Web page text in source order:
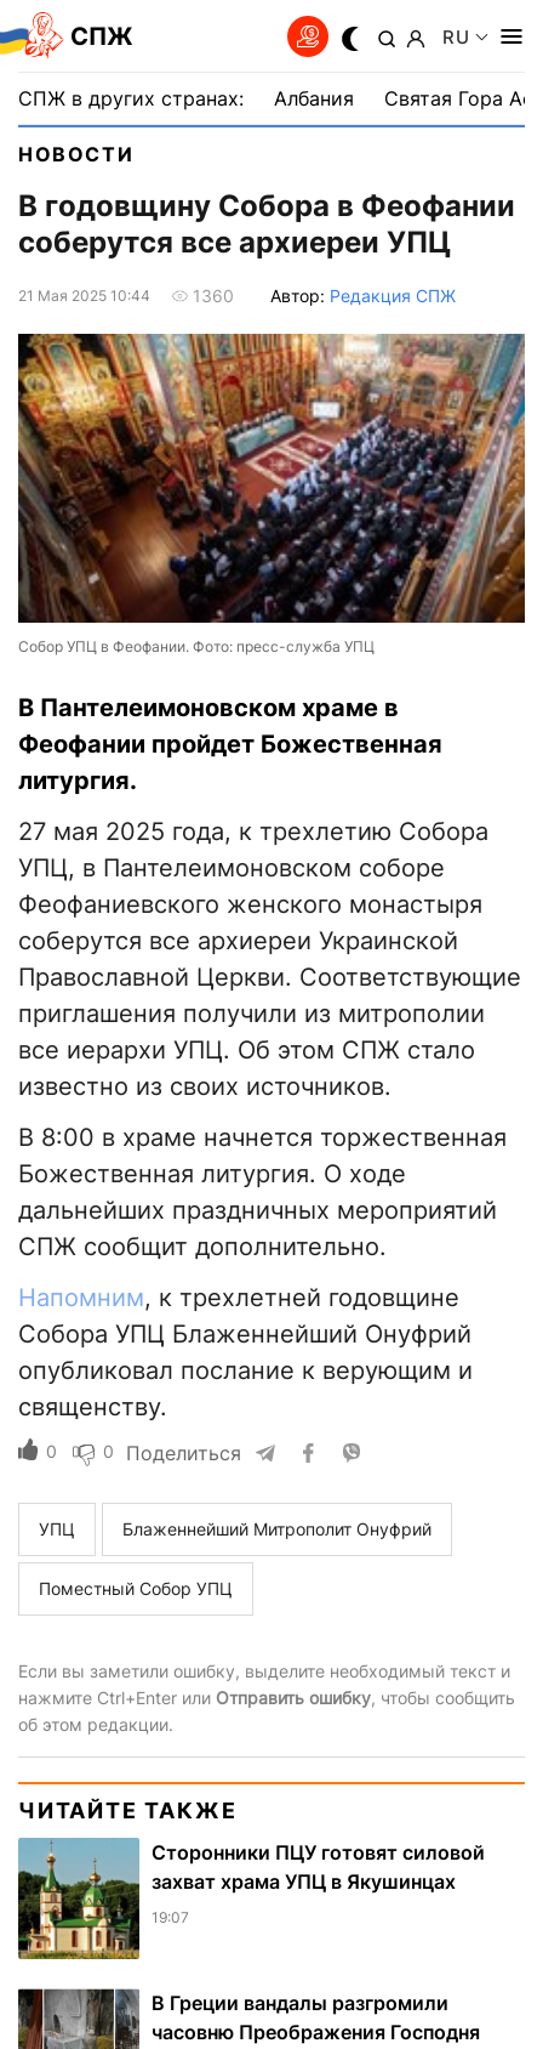
СПЖ RU
СПЖ в других странах: Албания Святая Гора
НОВОСТИ
В годовщину Собора в Феофании
соберутся все архиереи УПЦ
21 Мая 2025 10:44 1360 Автор: Редакция СПЖ
Собор УПЦ в Феофании. Фото: пресс-служба УПЦ
В Пантелеимоновском храме в
Феофании пройдет Божественная
литургия.
27 мая 2025 года, к трехлетию Собора
УПЦ, в Пантелеимоновском соборе
Феофаниевского женского монастыря
соберутся все архиереи Украинской
Православной Церкви. Соответствующие
приглашения получили из митрополии
все иерархи УПЦ. Об этом СПЖ стало
известно из своих источников.
В 8:00 в храме начнется торжественная
Божественная литургия. О ходе
дальнейших праздничных мероприятий
СПЖ сообщит дополнительно.
Напомним, к трехлетней годовщине
Собора УПЦ Блаженнейший Онуфрий
опубликовал послание к верующим и
священству.
0 0 Поделиться
УПЦ Блаженнейший Митрополит Онуфрий
Поместный Собор УПЦ
Если вы заметили ошибку, выделите необходимый текст и
нажмите Ctrl+Enter или Отправить ошибку, чтобы сообщить
об этом редакции.
ЧИТАЙТЕ ТАКЖЕ
Сторонники ПЦУ готовят силовой
захват храма УПЦ в Якушинцах
19:07
В Греции вандалы разгромили
часовню Преображения Господня